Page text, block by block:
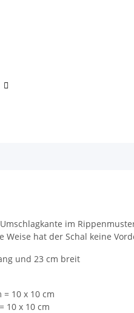
im
hat der Schal keine
und 23 cm breit
10 x 10 cm
10 x 10 cm